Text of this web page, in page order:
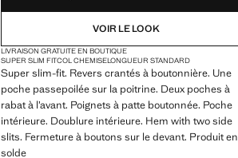
VOIR LE LOOK
LIVRAISON GRATUITE EN BOUTIQUE
SUPER SLIM FITCOL CHEMISELONGUEUR STANDARD
Super slim-fit. Revers crantés à boutonnière. Une
poche passepoilée sur la poitrine. Deux poches à
rabat à l’avant. Poignets à patte boutonnée. Poche
intérieure. Doublure intérieure. Hem with two side
slits. Fermeture à boutons sur le devant. Produit en
solde